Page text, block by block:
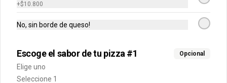
porciones)
$24.900
+$10.800
No, sin borde de queso!
Escoge el sabor de tu pizza #1 Opcional
Elige uno
Seleccione 1